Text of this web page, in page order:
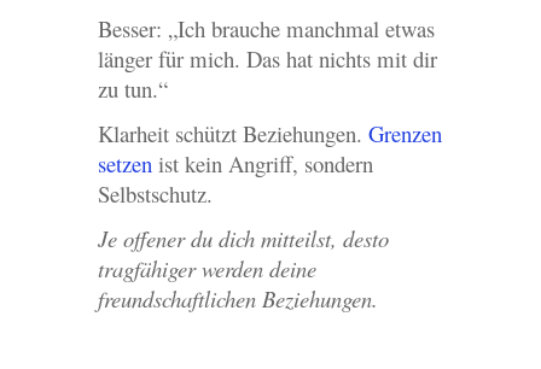
Besser: „Ich brauche manchmal etwas
länger für mich. Das hat nichts mit dir
zu tun.“
Klarheit schützt Beziehungen. Grenzen
setzenist kein Angriff, sondern
Selbstschutz.
Je offener du dich mitteilst, desto
tragfähiger werden deine
freundschaftlichen Beziehungen.